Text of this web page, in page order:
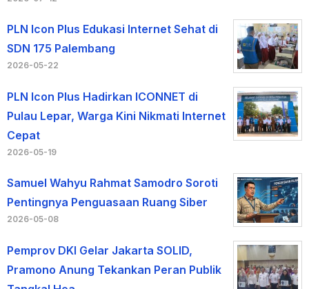
PLN Icon Plus Edukasi Internet Sehat di
SDN 175 Palembang
2026-05-22
PLN Icon Plus Hadirkan ICONNET di
Pulau Lepar, Warga Kini Nikmati Internet
Cepat
2026-05-19
Samuel Wahyu Rahmat Samodro Soroti
Pentingnya Penguasaan Ruang Siber
2026-05-08
Pemprov DKI Gelar Jakarta SOLID,
Pramono Anung Tekankan Peran Publik